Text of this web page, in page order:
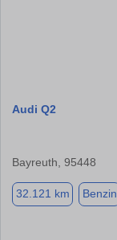
Audi Q2
Bayreuth, 95448
32.121 km Benzin